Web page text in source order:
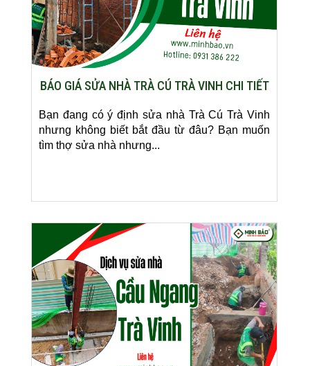
BÁO GIÁ SỬA NHÀ TRÀ CÚ TRÀ VINH CHI TIẾT
Bạn đang có ý định sửa nhà Trà Cú Trà Vinh
nhưng không biết bắt đầu từ đâu? Bạn muốn
tìm thợ sửa nhà nhưng...